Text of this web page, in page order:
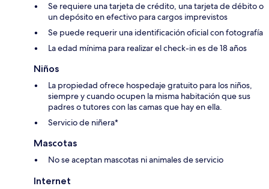
Se requiere una tarjeta de crédito, una tarjeta de débito o
un depósito en efectivo para cargos imprevistos
Se puede requerir una identificación oficial con fotografía
La edad mínima para realizar el check-in es de 18 años
Niños
La propiedad ofrece hospedaje gratuito para los niños,
siempre y cuando ocupen la misma habitación que sus
padres o tutores con las camas que hay en ella.
Servicio de niñera*
Mascotas
No se aceptan mascotas ni animales de servicio
Internet